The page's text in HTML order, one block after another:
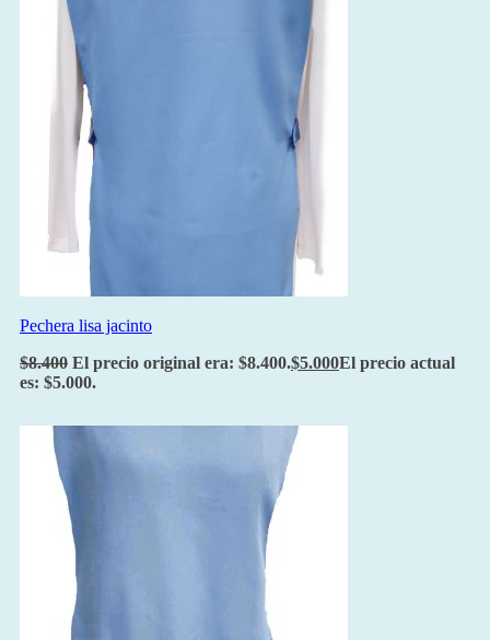
Pechera lisa jacinto
$8.400 El precio original era: $8.400.$5.000El precio actual
es: $5.000.